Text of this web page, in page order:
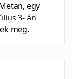
egy
3- án
meg.